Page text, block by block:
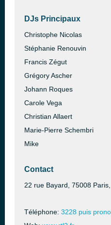
DJs Principaux
Christophe Nicolas
Stéphanie Renouvin
Francis Zégut
Grégory Ascher
Johann Roques
Carole Vega
Christian Allaert
Marie-Pierre Schembri
Mike
Contact
22 rue Bayard, 75008
Téléphone: 3228 puis